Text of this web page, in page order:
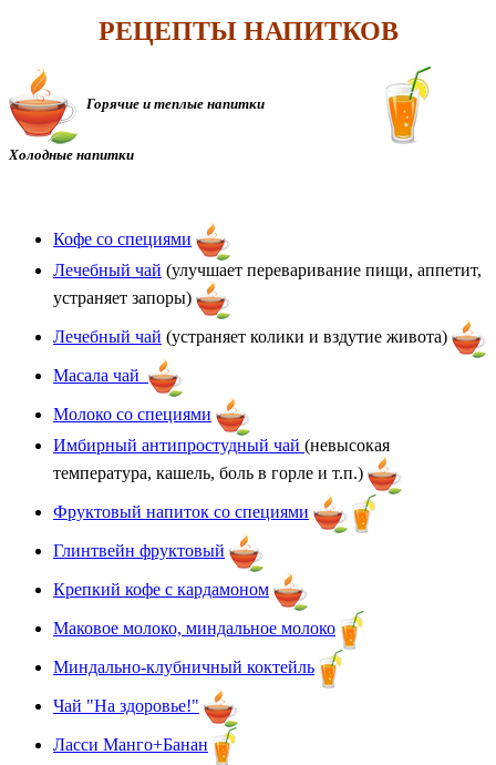
РЕЦЕПТЫ НАПИТКОВ
Горячие и теплые напитки
Холодные напитки
Кофе со специями
Лечебный чай (улучшает переваривание пищи, аппетит,
устраняет запоры)
Лечебный чай (устраняет колики и вздутие живота)
Масала чай
Молоко со специями
Имбирный антипростудный чай (невысокая
температура, кашель, боль в горле и т.п.)
Фруктовый напиток со специями
Глинтвейн фруктовый
Крепкий кофе с кардамоном
Маковое молоко, миндальное молоко
Миндально-клубничный коктейль
Чай "На здоровье!"
Ласси Манго+Банан